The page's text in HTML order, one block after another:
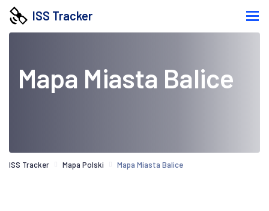
ISS Tracker
Mapa Miasta Balice
ISS Tracker Mapa Polski Mapa Miasta Balice